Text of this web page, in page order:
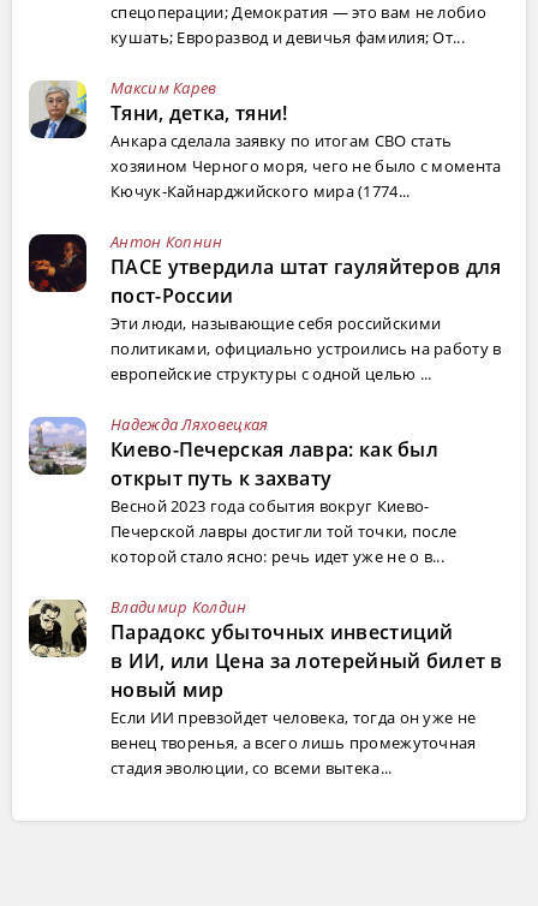
спецоперации; Демократия — это вам не лобио
кушать; Евроразвод и девичья фамилия; От...
Максим Карев
Тяни, детка, тяни!
Анкара сделала заявку по итогам СВО стать
хозяином Черного моря, чего не было с момента
Кючук-Кайнарджийского мира (1774...
Антон Копнин
ПАСЕ утвердила штат гауляйтеров для
пост-России
Эти люди, называющие себя российскими
политиками, официально устроились на работу в
европейские структуры с одной целью ...
Надежда Ляховецкая
Киево-Печерская лавра: как был
открыт путь к захвату
Весной 2023 года события вокруг Киево-
Печерской лавры достигли той точки, после
которой стало ясно: речь идет уже не о в...
Владимир Колдин
Парадокс убыточных инвестиций
в ИИ, или Цена за лотерейный билет в
новый мир
Если ИИ превзойдет человека, тогда он уже не
венец творенья, а всего лишь промежуточная
стадия эволюции, со всеми вытека...